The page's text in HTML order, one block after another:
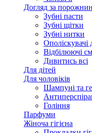
Догляд за
Зубні пасти
Зубні щітки
Зубні нитки
Відбілюючі
Дивитись всі
Для дітей
Для чоловіків
Шампуні та
Гоління
Парфуми
Жіноча гігієна